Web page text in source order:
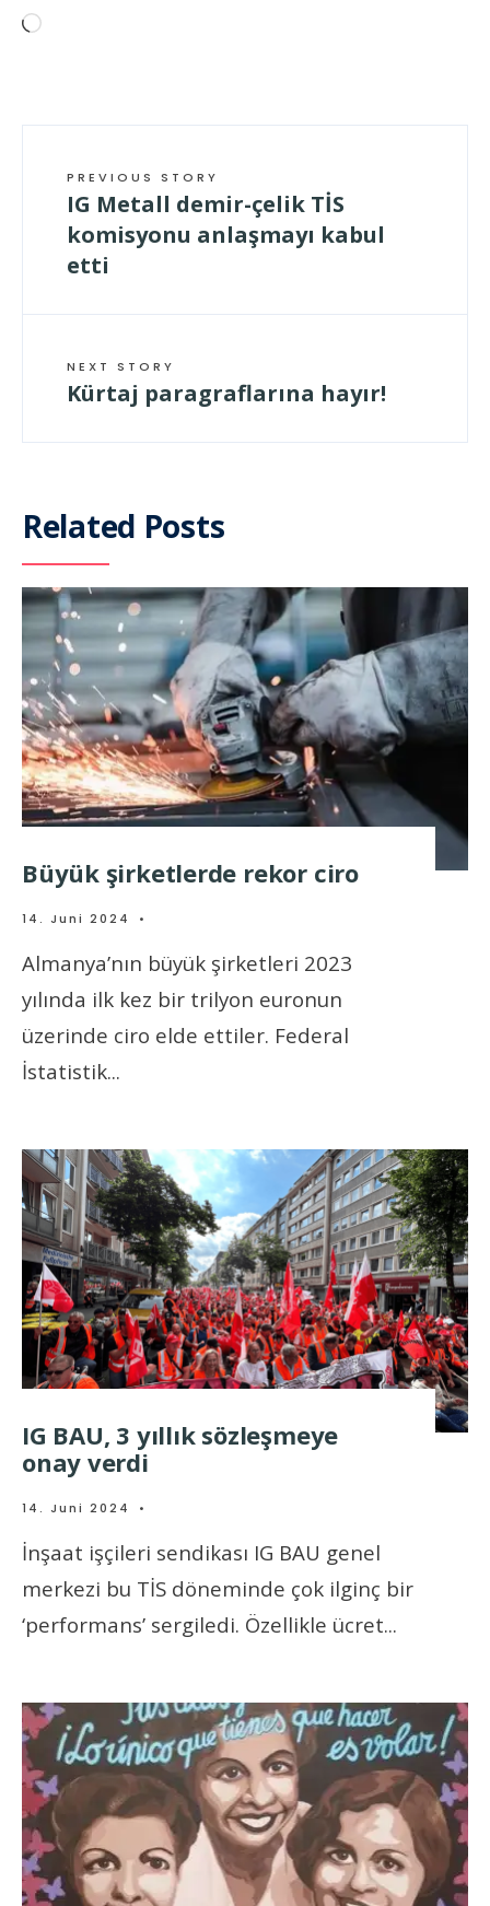
Wird
PREVIOUS STORY
IG Metall demir-çelik TİS
komisyonu anlaşmayı kabul
etti
NEXT STORY
Kürtaj paragraflarına hayır!
Related Posts
Büyük şirketlerde rekor ciro
14. Juni 2024 •
Almanya’nın büyük şirketleri 2023
yılında ilk kez bir trilyon euronun
üzerinde ciro elde ettiler. Federal
İstatistik...
IG BAU, 3 yıllık sözleşmeye
onay verdi
14. Juni 2024 •
İnşaat işçileri sendikası IG BAU genel
merkezi bu TİS döneminde çok ilginç bir
‘performans’ sergiledi. Özellikle ücret...